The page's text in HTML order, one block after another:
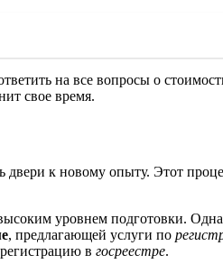
на все вопросы о
свое время.
к новому опыту. Этот
уровнем подготовки.
, предлагающей услуги по
в госреестре.